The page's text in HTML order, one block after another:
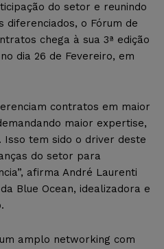
do setor e reunindo
o Fórum de
chega à sua 3ª edição
dia 26 de Fevereiro, em
contratos em maior
maior expertise,
tem sido o driver deste
do setor para
afirma André Laurenti
Blue Ocean, idealizadora e
amplo networking com